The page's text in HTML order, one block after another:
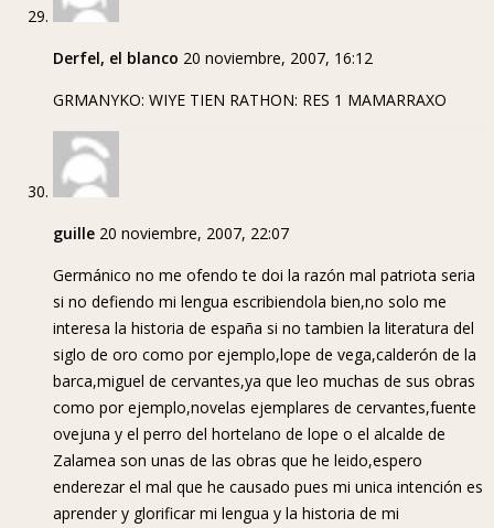
Derfel, el blanco 20 noviembre, 2007, 16:12
GRMANYKO: WIYE TIEN RATHON: RES 1 MAMARRAXO
guille 20 noviembre, 2007, 22:07
Germánico no me ofendo te doi la razón mal patriota seria
si no defiendo mi lengua escribiendola bien,no solo me
interesa la historia de españa si no tambien la literatura del
siglo de oro como por ejemplo,lope de vega,calderón de la
barca,miguel de cervantes,ya que leo muchas de sus obras
como por ejemplo,novelas ejemplares de cervantes,fuente
ovejuna y el perro del hortelano de lope o el alcalde de
Zalamea son unas de las obras que he leido,espero
enderezar el mal que he causado pues mi unica intención es
aprender y glorificar mi lengua y la historia de mi